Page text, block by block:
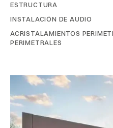
ESTRUCTURA
INSTALACIÓN DE AUDIO
ACRISTALAMIENTOS
PERIMETRALES